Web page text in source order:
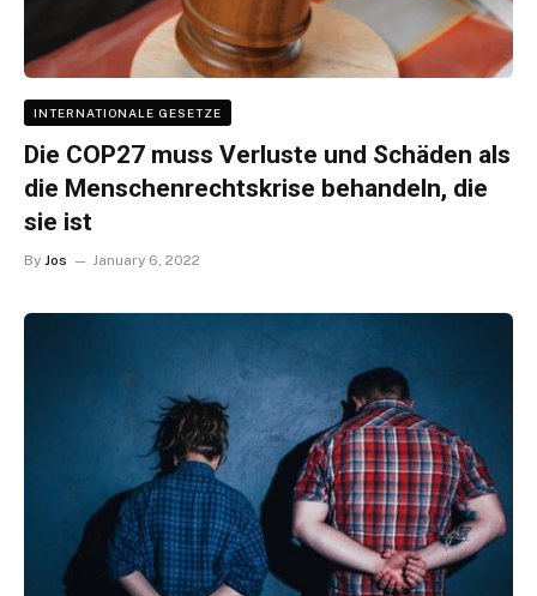
INTERNATIONALE GESETZE
Die COP27 muss Verluste und Schäden als
die Menschenrechtskrise behandeln, die
sie ist
By Jos January 6, 2022